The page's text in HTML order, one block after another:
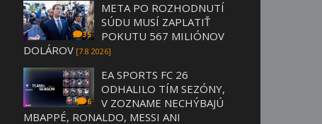
35
META PO ROZHODNUTÍ
SÚDU MUSÍ ZAPLATIŤ
POKUTU 567 MILIÓNOV
DOLÁROV [7.8 2026]
6
EA SPORTS FC 26
ODHALILO TÍM SEZÓNY,
V ZOZNAME NECHÝBAJÚ
MBAPPÉ, RONALDO, MESSI ANI